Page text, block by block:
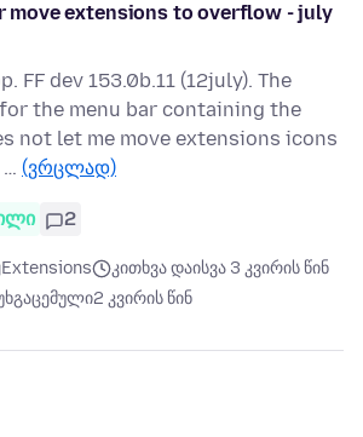
move extensions to overflow - july
FF dev 153.0b.11 (12july). The
the menu bar containing the
not let me move extensions icons
… (ვრცლად)
2
Extensions
კითხვა დაისვა 3 კვირის წინ
2 კვირის წინ